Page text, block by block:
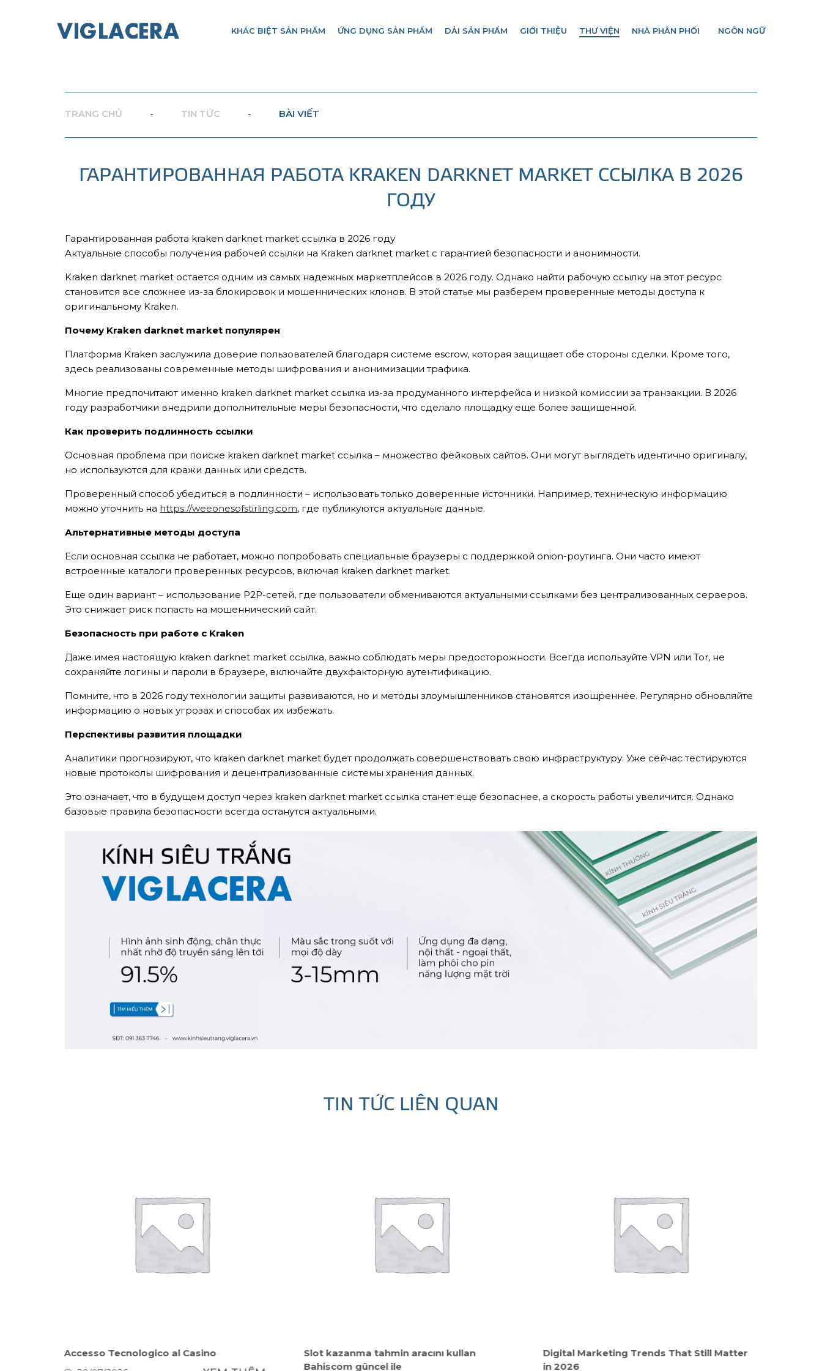
KHÁC BIỆT SẢN PHẨM ỨNG DỤNG SẢN PHẨM DẢI SẢN PHẨM GIỚI THIỆU THƯ VIỆN NHÀ PHÂN PHỐI NGÔN NGỮ
TẢI E-BROCHURE
TƯ VẤN MIỄN PHÍ VỀ SẢN PHẨM
Thành phố...
TRANG CHỦ - TIN TỨC - BÀI VIẾT
ГАРАНТИРОВАННАЯ РАБОТА KRAKEN DARKNET MARKET ССЫЛКА В 2026
ГОДУ
Гарантированная работа kraken darknet market ссылка в 2026 году
Актуальные способы получения рабочей ссылки на Kraken darknet market с гарантией безопасности и анонимности.
Kraken darknet market остается одним из самых надежных маркетплейсов в 2026 году. Однако найти рабочую ссылку на этот ресурс
становится все сложнее из-за блокировок и мошеннических клонов. В этой статье мы разберем проверенные методы доступа к
оригинальному Kraken.
Почему Kraken darknet market популярен
Платформа Kraken заслужила доверие пользователей благодаря системе escrow, которая защищает обе стороны сделки. Кроме того,
здесь реализованы современные методы шифрования и анонимизации трафика.
Многие предпочитают именно kraken darknet market ссылка из-за продуманного интерфейса и низкой комиссии за транзакции. В 2026
году разработчики внедрили дополнительные меры безопасности, что сделало площадку еще более защищенной.
Как проверить подлинность ссылки
Основная проблема при поиске kraken darknet market ссылка – множество фейковых сайтов. Они могут выглядеть идентично оригиналу,
но используются для кражи данных или средств.
Проверенный способ убедиться в подлинности – использовать только доверенные источники. Например, техническую информацию
можно уточнить на https://weeonesofstirling.com, где публикуются актуальные данные.
Альтернативные методы доступа
Если основная ссылка не работает, можно попробовать специальные браузеры с поддержкой onion-роутинга. Они часто имеют
встроенные каталоги проверенных ресурсов, включая kraken darknet market.
Еще один вариант – использование P2P-сетей, где пользователи обмениваются актуальными ссылками без централизованных серверов.
Это снижает риск попасть на мошеннический сайт.
Безопасность при работе с Kraken
Даже имея настоящую kraken darknet market ссылка, важно соблюдать меры предосторожности. Всегда используйте VPN или Tor, не
сохраняйте логины и пароли в браузере, включайте двухфакторную аутентификацию.
Помните, что в 2026 году технологии защиты развиваются, но и методы злоумышленников становятся изощреннее. Регулярно обновляйте
информацию о новых угрозах и способах их избежать.
Перспективы развития площадки
Аналитики прогнозируют, что kraken darknet market будет продолжать совершенствовать свою инфраструктуру. Уже сейчас тестируются
новые протоколы шифрования и децентрализованные системы хранения данных.
Это означает, что в будущем доступ через kraken darknet market ссылка станет еще безопаснее, а скорость работы увеличится. Однако
базовые правила безопасности всегда останутся актуальными.
TIN TỨC LIÊN QUAN
Accesso Tecnologico al Casino
Slot kazanma tahmin aracını kullan
Bahiscom güncel ile
Digital Marketing Trends That Still Matter
in 2026